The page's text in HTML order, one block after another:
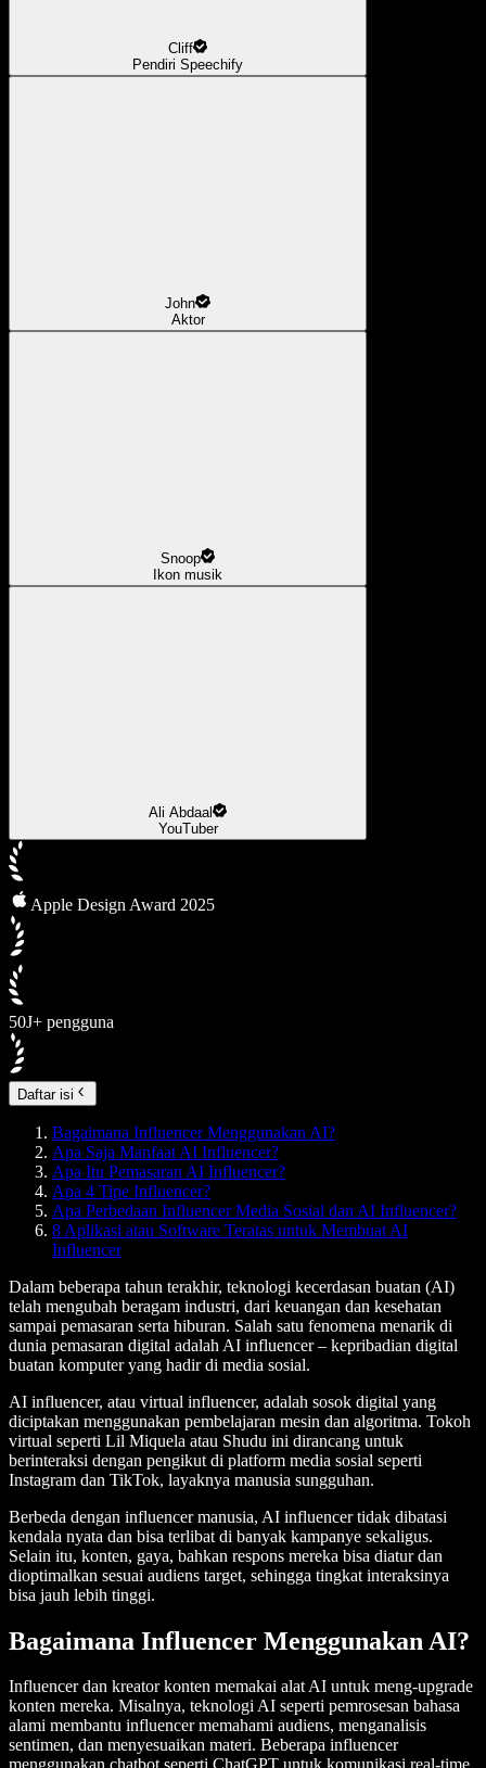
Cliff
Pendiri Speechify
John
Aktor
Snoop
Ikon musik
Ali Abdaal
YouTuber
Apple Design Award 2025
50J+ pengguna
Daftar isi
Bagaimana Influencer Menggunakan AI?
Apa Saja Manfaat AI Influencer?
Apa Itu Pemasaran AI Influencer?
Apa 4 Tipe Influencer?
Apa Perbedaan Influencer Media Sosial dan AI Influencer?
8 Aplikasi atau Software Teratas untuk Membuat AI
Influencer
Dalam beberapa tahun terakhir, teknologi kecerdasan buatan (AI)
telah mengubah beragam industri, dari keuangan dan kesehatan
sampai pemasaran serta hiburan. Salah satu fenomena menarik di
dunia pemasaran digital adalah AI influencer – kepribadian digital
buatan komputer yang hadir di media sosial.
AI influencer, atau virtual influencer, adalah sosok digital yang
diciptakan menggunakan pembelajaran mesin dan algoritma. Tokoh
virtual seperti Lil Miquela atau Shudu ini dirancang untuk
berinteraksi dengan pengikut di platform media sosial seperti
Instagram dan TikTok, layaknya manusia sungguhan.
Berbeda dengan influencer manusia, AI influencer tidak dibatasi
kendala nyata dan bisa terlibat di banyak kampanye sekaligus.
Selain itu, konten, gaya, bahkan respons mereka bisa diatur dan
dioptimalkan sesuai audiens target, sehingga tingkat interaksinya
bisa jauh lebih tinggi.
Bagaimana Influencer Menggunakan AI?
Influencer dan kreator konten memakai alat AI untuk meng-upgrade
konten mereka. Misalnya, teknologi AI seperti pemrosesan bahasa
alami membantu influencer memahami audiens, menganalisis
sentimen, dan menyesuaikan materi. Beberapa influencer